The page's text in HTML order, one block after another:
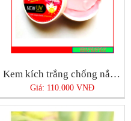
Kem kích trắng chống nắng Alpha Arbutin
Giá: 110.000 VNĐ